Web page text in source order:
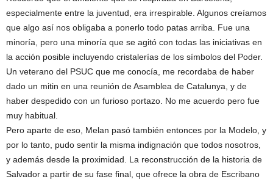
especialmente entre la juventud, era irrespirable. Algunos creíamos
que algo así nos obligaba a ponerlo todo patas arriba. Fue una
minoría, pero una minoría que se agitó con todas las iniciativas en
la acción posible incluyendo cristalerías de los símbolos del Poder.
Un veterano del PSUC que me conocía, me recordaba de haber
dado un mitin en una reunión de Asamblea de Catalunya, y de
haber despedido con un furioso portazo. No me acuerdo pero fue
muy habitual.
Pero aparte de eso, Melan pasó también entonces por la Modelo, y
por lo tanto, pudo sentir la misma indignación que todos nosotros,
y además desde la proximidad. La reconstrucción de la historia de
Salvador a partir de su fase final, que ofrece la obra de Escribano